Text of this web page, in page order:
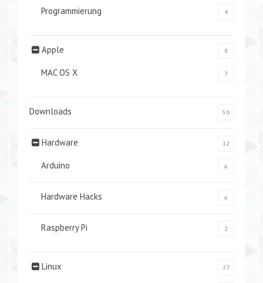
Programmierung 4
Apple 8
MAC OS X 7
Downloads 50
Hardware 12
Arduino 6
Hardware Hacks 6
Raspberry Pi 2
Linux 27